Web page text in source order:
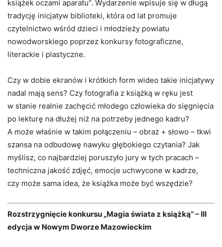
książek oczami aparatu”. Wydarzenie wpisuje się w długą
tradycję inicjatyw biblioteki, która od lat promuje
czytelnictwo wśród dzieci i młodzieży powiatu
nowodworskiego poprzez konkursy fotograficzne,
literackie i plastyczne.
Czy w dobie ekranów i krótkich form wideo takie inicjatywy
nadal mają sens? Czy fotografia z książką w ręku jest
w stanie realnie zachęcić młodego człowieka do sięgnięcia
po lekturę na dłużej niż na potrzeby jednego kadru?
A może właśnie w takim połączeniu – obraz + słowo – tkwi
szansa na odbudowę nawyku głębokiego czytania? Jak
myślisz, co najbardziej poruszyło jury w tych pracach –
techniczna jakość zdjęć, emocje uchwycone w kadrze,
czy może sama idea, że książka może być wszędzie?
Rozstrzygnięcie konkursu „Magia świata z książką” – III
edycja w Nowym Dworze Mazowieckim